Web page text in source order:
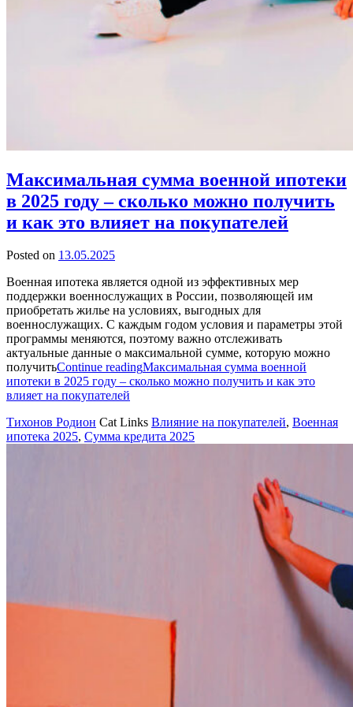
Максимальная сумма военной ипотеки
в 2025 году – сколько можно получить
и как это влияет на покупателей
Posted on 13.05.2025
Военная ипотека является одной из эффективных мер
поддержки военнослужащих в России, позволяющей им
приобретать жилье на условиях, выгодных для
военнослужащих. С каждым годом условия и параметры этой
программы меняются, поэтому важно отслеживать
актуальные данные о максимальной сумме, которую можно
получитьContinue readingМаксимальная сумма военной
ипотеки в 2025 году – сколько можно получить и как это
влияет на покупателей
Тихонов Родион Cat Links Влияние на покупателей, Военная
ипотека 2025, Сумма кредита 2025